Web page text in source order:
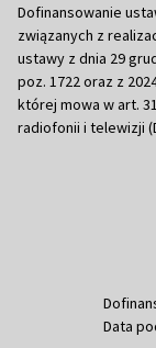
Dofinansowanie
związanych z
ustawy z dnia 29
poz. 1722 oraz z
której mowa w art.
radiofonii i telewizji
Data